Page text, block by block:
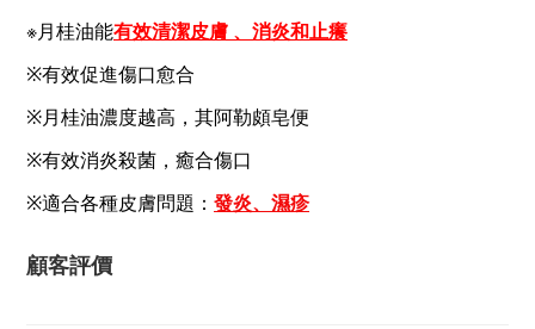
※月桂油能有效清潔皮膚 、消炎和止癢
※有效促進傷口愈合
※月桂油濃度越高，其阿勒頗皂便
※有效消炎殺菌，癒合傷口
※適合各種皮膚問題： 發炎、濕疹
顧客評價